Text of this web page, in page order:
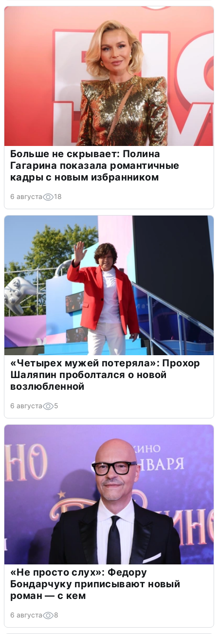
Больше не скрывает: Полина
Гагарина показала романтичные
кадры с новым избранником
6 августа 18
«Четырех мужей потеряла»: Прохор
Шаляпин проболтался о новой
возлюбленной
6 августа 5
«Не просто слух»: Федору
Бондарчуку приписывают новый
роман — с кем
6 августа 8